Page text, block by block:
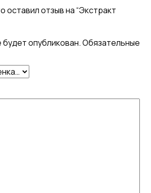
оставил отзыв на “Экстракт
опубликован.Обязательные